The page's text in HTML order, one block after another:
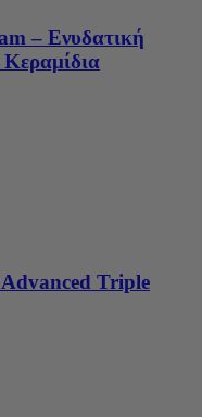
– Ενυδατική
Triple